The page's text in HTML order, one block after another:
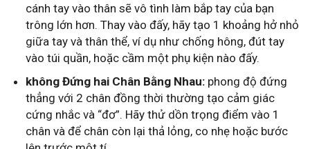
cánh tay vào thân sẽ vô tình làm bắp tay của bạn
trông lớn hơn. Thay vào đấy, hãy tạo 1 khoảng hở nhỏ
giữa tay và thân thể, ví dụ như chống hông, đút tay
vào túi quần, hoặc cầm một phụ kiện nào đấy.
không Đứng hai Chân Bằng Nhau: phong độ đứng
thẳng với 2 chân đồng thời thường tạo cảm giác
cứng nhắc và “đơ”. Hãy thử dồn trọng điểm vào 1
chân và để chân còn lại thả lỏng, co nhẹ hoặc bước